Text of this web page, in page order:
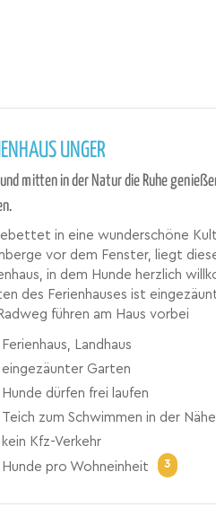
UNGER
mitten in der Natur die Ruhe
in eine wunderschöne
vor dem Fenster, liegt
in dem Hunde herzlich
des Ferienhauses ist
führen am Haus vorbei
Ferienhaus, Landhaus
eingezäunter Garten
Hunde dürfen frei laufen
Teich zum Schwimmen in der Nähe
kein Kfz-Verkehr
Hunde pro Wohneinheit
3